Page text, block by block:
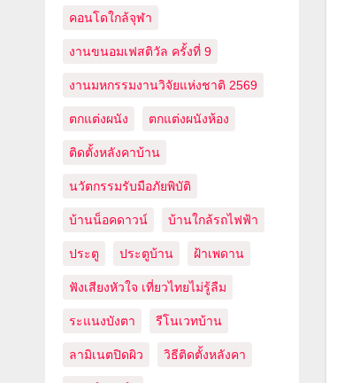
คอนโดใกล้จุฬา
งานขนอมเฟสติวัล ครั้งที่ 9
งานมหกรรมงานวิจัยแห่งชาติ 2569
ตกแต่งผนัง ตกแต่งผนังห้อง
ติดตั้งหลังคาบ้าน
นวัตกรรมรับมือภัยพิบัติ
บ้านน็อคดาวน์ บ้านใกล้รถไฟฟ้า
ประตู ประตูบ้าน ฝ้าเพดาน
ฟังเสียงหัวใจ เที่ยวไทยไม่รู้ลืม
ระแนงบังตา รีโนเวทบ้าน
ลามิเนตปิดผิว วิธีติดตั้งหลังคา